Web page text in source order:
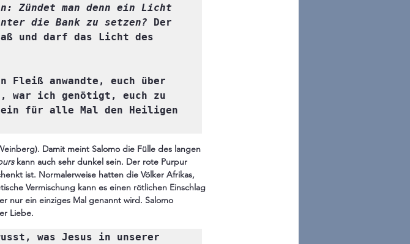
Zündet man denn ein Licht
die Bank zu setzen?
Der
und darf das Licht des
anwandte, euch über
war ich genötigt, euch zu
ein für alle Mal den Heiligen
Damit meint Salomo die Fülle des langen
kann auch sehr dunkel sein. Der rote Purpur
ist. Normalerweise hatten die Völker Afrikas,
Vermischung kann es einen rötlichen Einschlag
nur ein einziges Mal genannt wird. Salomo
Liebe.
was Jesus in unserer